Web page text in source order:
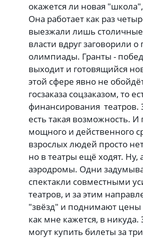
окажется ли новая
Она работает как раз
выезжали лишь столичные
власти вдруг заговорили
олимпиады. Гранты -
выходит и готовящийся
этой сфере явно не
госзаказа соцзаказом, то
финансирования театров.
есть такая возможность. И
мощного и действенного
взрослых людей просто
но в театры ещё ходят.
аэродромы. Одни
спектакли совместными
театров, и за этим
"звёзд" и поднимают цены
как мне кажется, в
могут купить билеты за